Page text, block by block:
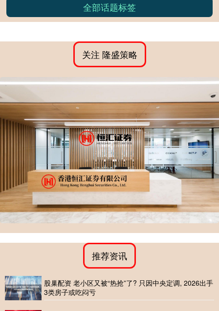
全部话题标签
关注 隆盛策略
推荐资讯
股巢配资 老小区又被“热抢”了? 只因中央定调, 2026出手
3类房子或吃闷亏